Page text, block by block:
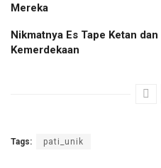
Mereka
Nikmatnya Es Tape Ketan
Kemerdekaan
Tags: pati_unik